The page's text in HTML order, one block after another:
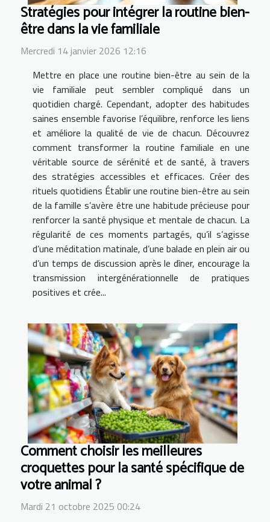
Stratégies pour intégrer la routine bien-
être dans la vie familiale
Mercredi 14 janvier 2026 12:16
Mettre en place une routine bien-être au sein de la
vie familiale peut sembler compliqué dans un
quotidien chargé. Cependant, adopter des habitudes
saines ensemble favorise l’équilibre, renforce les liens
et améliore la qualité de vie de chacun. Découvrez
comment transformer la routine familiale en une
véritable source de sérénité et de santé, à travers
des stratégies accessibles et efficaces. Créer des
rituels quotidiens Établir une routine bien-être au sein
de la famille s’avère être une habitude précieuse pour
renforcer la santé physique et mentale de chacun. La
régularité de ces moments partagés, qu’il s’agisse
d’une méditation matinale, d’une balade en plein air ou
d’un temps de discussion après le dîner, encourage la
transmission intergénérationnelle de pratiques
positives et crée...
Comment choisir les meilleures
croquettes pour la santé spécifique de
votre animal ?
Mardi 21 octobre 2025 00:24